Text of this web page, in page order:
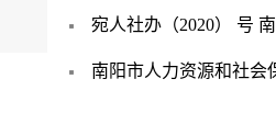
宛人社办（2020） 号
南阳市人力资源和社会